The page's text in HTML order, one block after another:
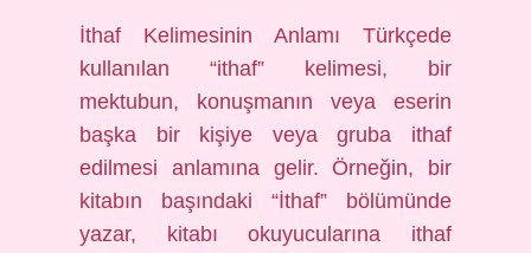
İthaf Kelimesinin Anlamı Türkçede
kullanılan “ithaf” kelimesi, bir
mektubun, konuşmanın veya eserin
başka bir kişiye veya gruba ithaf
edilmesi anlamına gelir. Örneğin, bir
kitabın başındaki “İthaf” bölümünde
yazar, kitabı okuyucularına ithaf